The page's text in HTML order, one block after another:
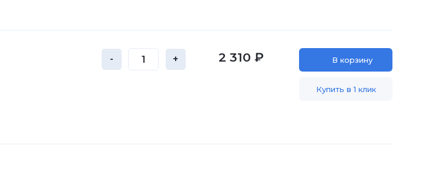
- + 2 310 ₽ В корзину
Купить в 1 клик